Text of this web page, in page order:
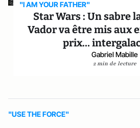
"I AM YOUR FATHER"
Star Wars : Un sabre
Vador va être mis aux
prix…
Gabriel Mabille
2 min de lecture
"USE THE FORCE"